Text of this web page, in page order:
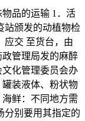
品的运输 1．活
站颁发的动植物检
应交 至货台，由
管理局发的麻醉
化管理委员会办
装液体、粉状物
鲜：不同地方需
分别要用其指定的